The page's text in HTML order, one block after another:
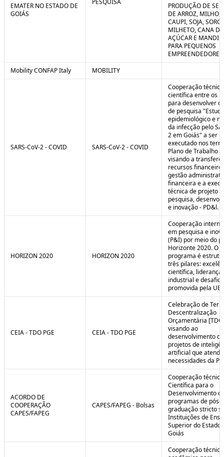
EMATER NO ESTADO DE
GOIÁS
PESQUISA
PRODUÇÃO DE
DE ARROZ, MILHO,
CAUPI, SOJA,
MILHETO, CANA DE
AÇÚCAR E
PARA PEQUENOS
Mobility CONFAP Italy
MOBILITY
SARS-CoV-2 - COVID SARS-CoV-2 - COVID
Cooperação
científica entre os
para desenvolver o
de pesquisa "Estudo
epidemiológico e
da infecção pelo
2 em Goiás" a ser
executado nos
Plano de Trabalho
visando a
recursos
gestão
financeira e a
técnica de projeto
pesquisa,
e inovação - PD&l.
HORIZON 2020 HORIZON 2020
Cooperação
em pesquisa e
(P&I) por meio do
Horizonte 2020. O
programa é
três pilares:
científica, liderança
industrial e
promovida pela UE.
CEIA - TDO PGE CEIA - TDO PGE
Celebração de
Descentralização
Orçamentária
visando ao
desenvolvimento de
projetos de
artificial que
necessidades da
ACORDO DE
COOPERAÇÃO
CAPES/FAPEG
CAPES/FAPEG - Bolsas
Cooperação
Científica para o
Desenvolvimento
programas de pós-
graduação stricto
Instituições de
Superior do Estado
Goiás
Cooperação